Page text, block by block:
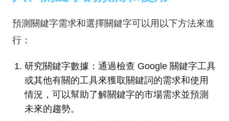
預測關鍵字需求和選擇關鍵字可以用以下方法來進
行：
研究關鍵字數據：通過檢查 Google 關鍵字工具
或其他有關的工具來獲取關鍵詞的需求和使用
情況，可以幫助了解關鍵字的市場需求並預測
未來的趨勢。